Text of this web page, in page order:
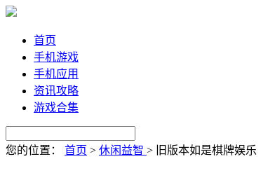
首页
手机游戏
手机应用
资讯攻略
游戏合集
您的位置： 首页 > 休闲益智 > 旧版本如是棋牌娱乐